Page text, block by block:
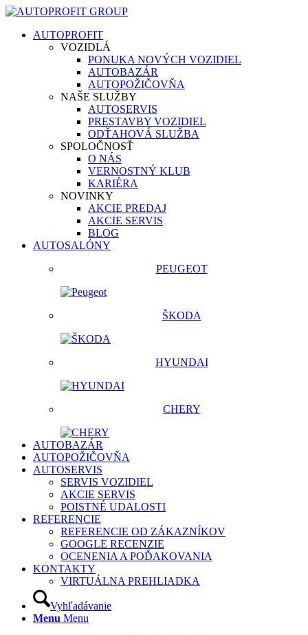
AUTOPROFIT
VOZIDLÁ
PONUKA NOVÝCH VOZIDIEL
AUTOBAZÁR
AUTOPOŽIČOVŇA
NAŠE SLUŽBY
AUTOSERVIS
PRESTAVBY VOZIDIEL
ODŤAHOVÁ SLUŽBA
SPOLOČNOSŤ
O NÁS
VERNOSTNÝ KLUB
KARIÉRA
NOVINKY
AKCIE PREDAJ
AKCIE SERVIS
BLOG
AUTOSALÓNY
PEUGEOT
ŠKODA
HYUNDAI
CHERY
AUTOBAZÁR
AUTOPOŽIČOVŇA
AUTOSERVIS
SERVIS VOZIDIEL
AKCIE SERVIS
POISTNÉ UDALOSTI
REFERENCIE
REFERENCIE OD ZÁKAZNÍKOV
GOOGLE RECENZIE
OCENENIA A POĎAKOVANIA
KONTAKTY
VIRTUÁLNA PREHLIADKA
Vyhľadávanie
Menu Menu